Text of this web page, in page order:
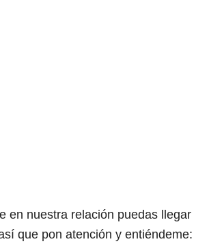
en nuestra relación puedas llegar
que pon atención y entiéndeme: